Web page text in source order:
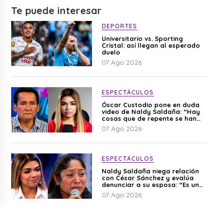
Te puede interesar
DEPORTES
Universitario vs. Sporting
Cristal: así llegan al esperado
duelo
07 Ago 2026
ESPECTÁCULOS
Óscar Custodio pone en duda
video de Naldy Saldaña: “Hay
cosas que de repente se han
editado”
07 Ago 2026
ESPECTÁCULOS
Naldy Saldaña niega relación
con César Sánchez y evalúa
denunciar a su esposa: “Es una
difamación”
07 Ago 2026